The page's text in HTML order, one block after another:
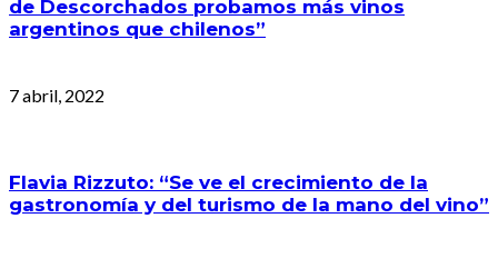
de Descorchados probamos más vinos
argentinos que chilenos”
7 abril, 2022
Flavia Rizzuto: “Se ve el crecimiento de la
gastronomía y del turismo de la mano del vino”